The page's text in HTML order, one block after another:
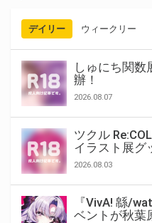
デイリー ウィークリー
しゅにち関数
辦！
2026.08.07
ツクル
イラスト展グ
2026.08.03
『VivA! 緜/
ベントが秋葉